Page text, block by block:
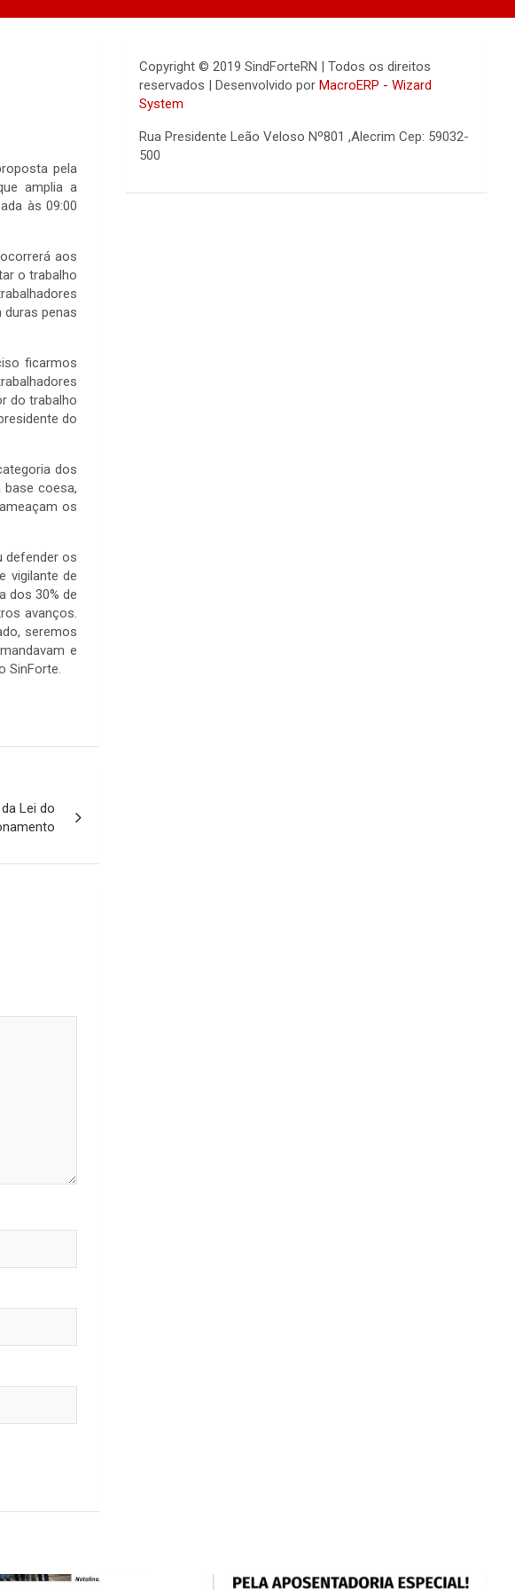
pela
amplia a
às 09:00
aos
o trabalho
penas
ficarmos
do trabalho
do
dos
coesa,
os
defender os
vigilante de
dos 30% de
avanços.
seremos
e
SinForte.
Lei do
Copyright © 2019 SindForteRN | Todos os direitos
reservados | Desenvolvido porMacroERP - Wizard
System
Rua Presidente Leão Veloso Nº801 ,Alecrim Cep: 59032-
500